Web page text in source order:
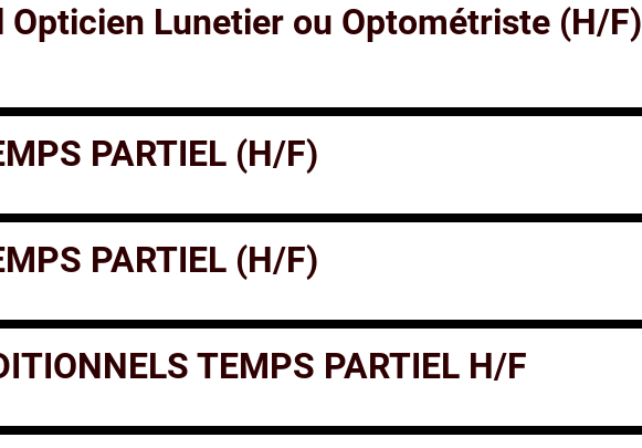
Lunetier ou Optométriste (H/F)
PARTIEL (H/F)
PARTIEL (H/F)
TEMPS PARTIEL H/F